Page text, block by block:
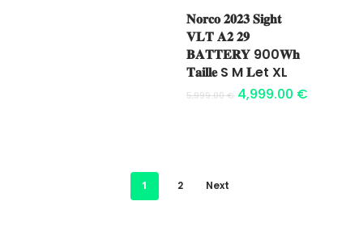
Ajouter au
panier
𝐍𝐨𝐫𝐜𝐨 𝟐𝟎𝟐𝟑 𝐒𝐢𝐠𝐡𝐭
𝐕𝐋𝐓 𝐀𝟐 𝟐𝟗
𝐁𝐀𝐓𝐓𝐄𝐑𝐘 900𝐖𝐡
𝐓𝐚𝐢𝐥𝐥𝐞 S M 𝐋et XL
5,999.00€ 4,999.00 €
1 2 Next
Location
Boutique